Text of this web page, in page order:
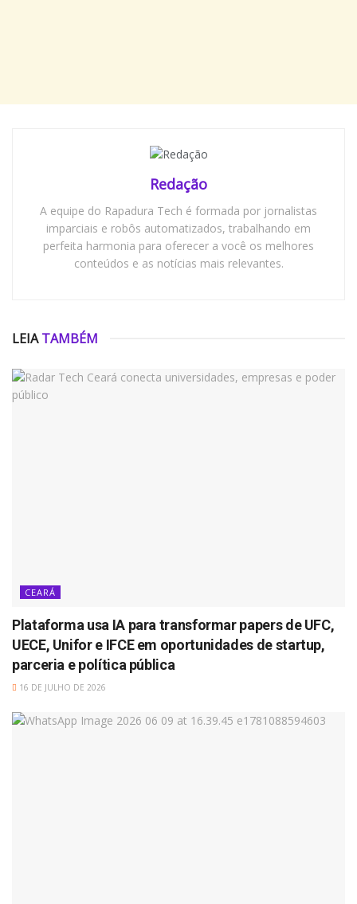
Redação
A equipe do Rapadura Tech é formada por jornalistas
imparciais e robôs automatizados, trabalhando em
perfeita harmonia para oferecer a você os melhores
conteúdos e as notícias mais relevantes.
LEIATAMBÉM
CEARÁ
Plataforma usa IA para transformar papers de UFC,
UECE, Unifor e IFCE em oportunidades de startup,
parceria e política pública
16 DE JULHO DE 2026